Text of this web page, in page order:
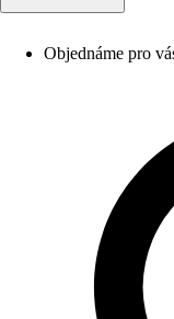
Objednáme pro